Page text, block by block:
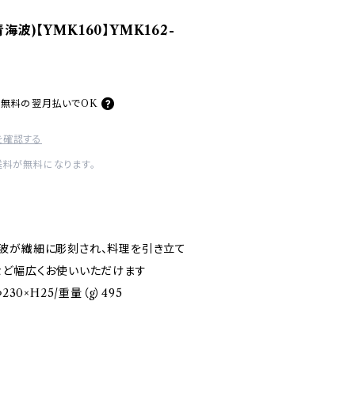
海波)【YMK160】YMK162-
料の 翌月払いでOK
認する
が無料になります。
が繊細に彫刻され、料理を引き立て
幅広くお使いいただけます
重量（g）495